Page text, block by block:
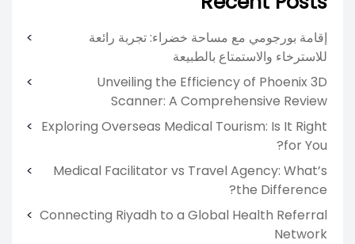
إقامة بورجومي مع مساحة خضراء: تجربة رائعة
للاسترخاء والاستمتاع بالطبيعة
Unveiling the Efficiency of Phoenix 3D
Scanner: A Comprehensive Review
Exploring Overseas Medical Tourism: Is It Right
for You?
Medical Facilitator vs Travel Agency: What’s
the Difference?
Connecting Riyadh to a Global Health Referral
Network